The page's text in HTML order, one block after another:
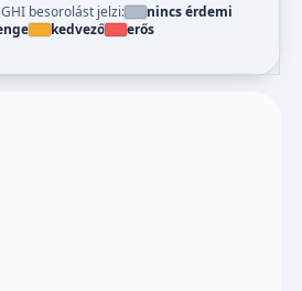
besorolást jelzi:
nincs érdemi
kedvező erős